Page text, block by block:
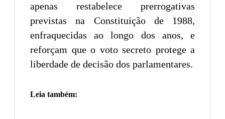
apenas restabelece prerrogativas
previstas na Constituição de 1988,
enfraquecidas ao longo dos anos, e
reforçam que o voto secreto protege a
liberdade de decisão dos parlamentares.
Leia também: